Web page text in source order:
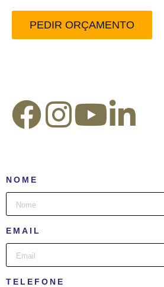
PEDIR ORÇAMENTO
NOME
EMAIL
TELEFONE